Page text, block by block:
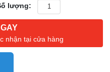
lượng:
nhận tại cửa hàng